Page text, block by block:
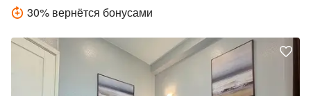
30% вернётся бонусами